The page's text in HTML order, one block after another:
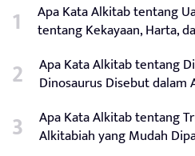
Apa Kata Alkitab tentang
tentang Kekayaan, Harta,
Apa Kata Alkitab tentang
Dinosaurus Disebut dalam
Apa Kata Alkitab tentang
Alkitabiah yang Mudah